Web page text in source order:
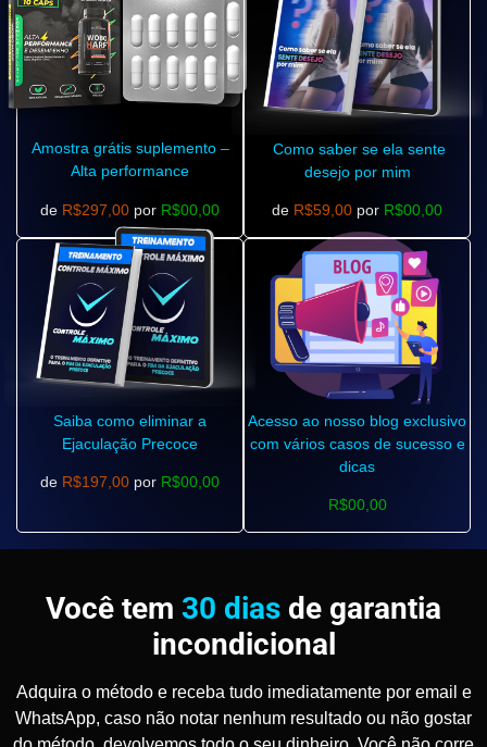
Amostra grátis suplemento –
Alta performance
de R$297,00 por R$00,00
Como saber se ela sente
desejo por mim
de R$59,00 por R$00,00
Saiba como eliminar a
Ejaculação Precoce
de R$197,00 por R$00,00
Acesso ao nosso blog exclusivo
com vários casos de sucesso e
dicas
R$00,00
Você tem 30 dias de garantia
incondicional
Adquira o método e receba tudo imediatamente por email e
WhatsApp, caso não notar nenhum resultado ou não gostar